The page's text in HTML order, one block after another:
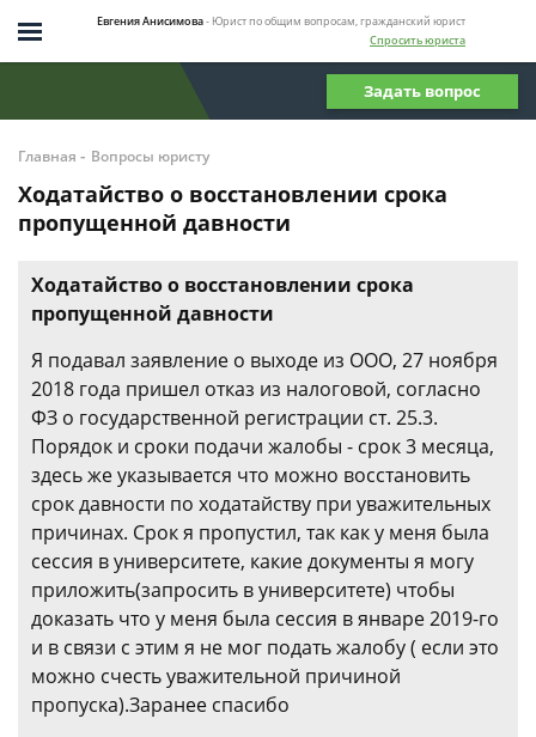
Евгения Анисимова- Юрист по общим вопросам, гражданский юрист
Спросить юриста
Задать вопрос
Главная - Вопросы юристу
Ходатайство о восстановлении срока
пропущенной давности
Ходатайство о восстановлении срока
пропущенной давности
Я подавал заявление о выходе из ООО, 27 ноября
2018 года пришел отказ из налоговой, согласно
ФЗ о государственной регистрации ст. 25.3.
Порядок и сроки подачи жалобы - срок 3 месяца,
здесь же указывается что можно восстановить
срок давности по ходатайству при уважительных
причинах. Срок я пропустил, так как у меня была
сессия в университете, какие документы я могу
приложить(запросить в университете) чтобы
доказать что у меня была сессия в январе 2019-го
и в связи с этим я не мог подать жалобу ( если это
можно счесть уважительной причиной
пропуска).Заранее спасибо